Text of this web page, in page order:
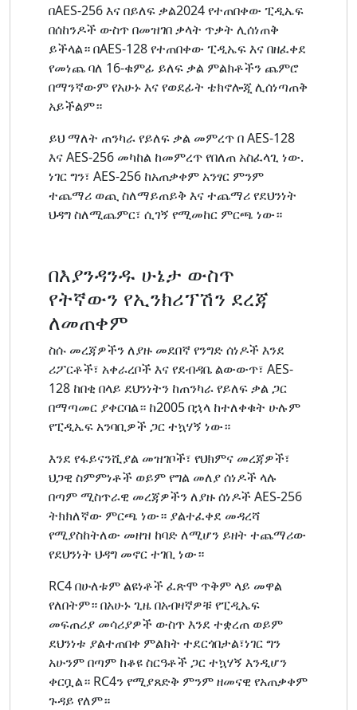
በAES-256 እና በይለፍ ቃል2024 የተጠበቀው ፒዲኤፍ
በሰከንዶች ውስጥ በመዝገበ ቃላት ጥቃት ሊሰነጠቅ
ይችላል። በAES-128 የተጠበቀው ፒዲኤፍ እና በዘፈቀደ
የመነጨ ባለ 16-ቁምፊ ይለፍ ቃል ምልክቶችን ጨምሮ
በማንኛውም የአሁኑ እና የወደፊት ቴክኖሎጂ ሊሰነጣጠቅ
አይችልም።
ይህ ማለት ጠንካራ የይለፍ ቃል መምረጥ በ AES-128
እና AES-256 መካከል ከመምረጥ የበለጠ አስፈላጊ ነው.
ነገር ግን፣ AES-256 ከአጠቃቀም አንፃር ምንም
ተጨማሪ ወጪ ስለማይጠይቅ እና ተጨማሪ የደህንነት
ህዳግ ስለሚጨምር፣ ሲገኝ የሚመከር ምርጫ ነው።
በእያንዳንዱ ሁኔታ ውስጥ
የትኛውን የኢንክሪፕሽን ደረጃ
ለመጠቀም
ስሱ መረጃዎችን ለያዙ መደበኛ የንግድ ሰነዶች እንደ
ሪፖርቶች፣ አቀራረቦች እና የደብዳቤ ልውውጥ፣ AES-
128 ከበቂ በላይ ደህንነትን ከጠንካራ የይለፍ ቃል ጋር
በማጣመር ያቀርባል። ከ2005 በኋላ ከተለቀቁት ሁሉም
የፒዲኤፍ አንባቢዎች ጋር ተኳሃኝ ነው።
እንደ የፋይናንሺያል መዝገቦች፣ የህክምና መረጃዎች፣
ህጋዊ ስምምነቶች ወይም የግል መለያ ሰነዶች ላሉ
በጣም ሚስጥራዊ መረጃዎችን ለያዙ ሰነዶች AES-256
ትክክለኛው ምርጫ ነው። ያልተፈቀደ መዳረሻ
የሚያስከትለው መዘዝ ከባድ ለሚሆን ይዘት ተጨማሪው
የደህንነት ህዳግ መኖር ተገቢ ነው።
RC4 በሁለቱም ልዩነቶች ፈጽሞ ጥቅም ላይ መዋል
የለበትም። በአሁኑ ጊዜ በአብዛኛዎቹ የፒዲኤፍ
መፍጠሪያ መሳሪያዎች ውስጥ እንደ ተቋረጠ ወይም
ደህንነቱ ያልተጠበቀ ምልክት ተደርጎበታል፣ነገር ግን
አሁንም በጣም ከቆዩ ስርዓቶች ጋር ተኳሃኝ እንዲሆን
ቀርቧል። RC4ን የሚያጸድቅ ምንም ዘመናዊ የአጠቃቀም
ጉዳይ የለም።